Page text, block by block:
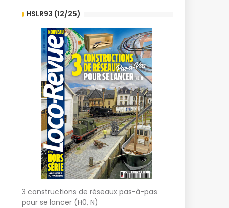
HSLR93 (12/25)
3 constructions de réseaux pas-à-pas
pour se lancer (H0, N)